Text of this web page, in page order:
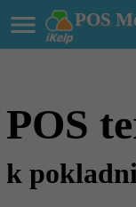
POS

POS
k